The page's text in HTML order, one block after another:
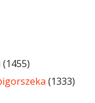
(1455)
(1333)